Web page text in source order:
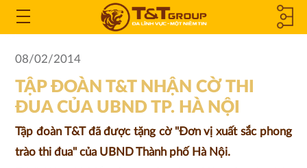
Open
Menu
CÔNG TY
08/02/2014
TẬP ĐOÀN T&T NHẬN CỜ THI
ĐUA CỦA UBND TP. HÀ NỘI
Tập đoàn T&T đã được tặng cờ "Đơn vị xuất sắc phong
trào thi đua" của UBND Thành phố Hà Nội.